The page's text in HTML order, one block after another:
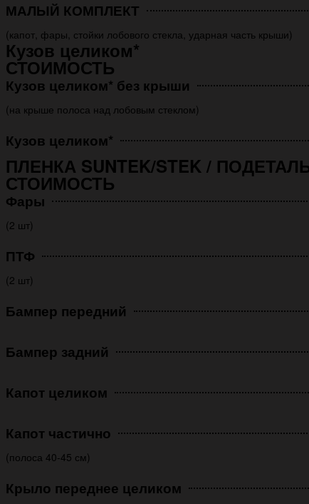
МАЛЫЙ КОМПЛЕКТ
(капот, фары, стойки лобового стекла, ударная часть крыши)
Кузов целиком*
СТОИМОСТЬ
Кузов целиком* без крыши
(на крыше полоса над лобовым стеклом)
Кузов целиком*
ПЛЕНКА SUNTEK/STEK /
СТОИМОСТЬ
Фары
(2 шт)
ПТФ
(2 шт)
Бампер передний
Бампер задний
Капот целиком
Капот частично
(полоса 40-45 см)
Крыло переднее целиком